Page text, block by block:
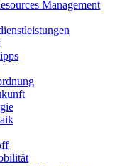
Management